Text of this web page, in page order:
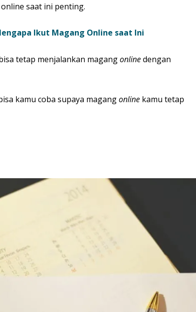
saat ini penting.
Ikut Magang Online saat Ini
tetap menjalankan magangonlinedengan
kamu coba supaya magangonline kamu tetap